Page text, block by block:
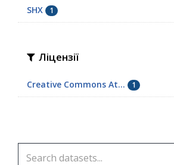
SHX 1
Ліцензії
Creative Commons At... 1